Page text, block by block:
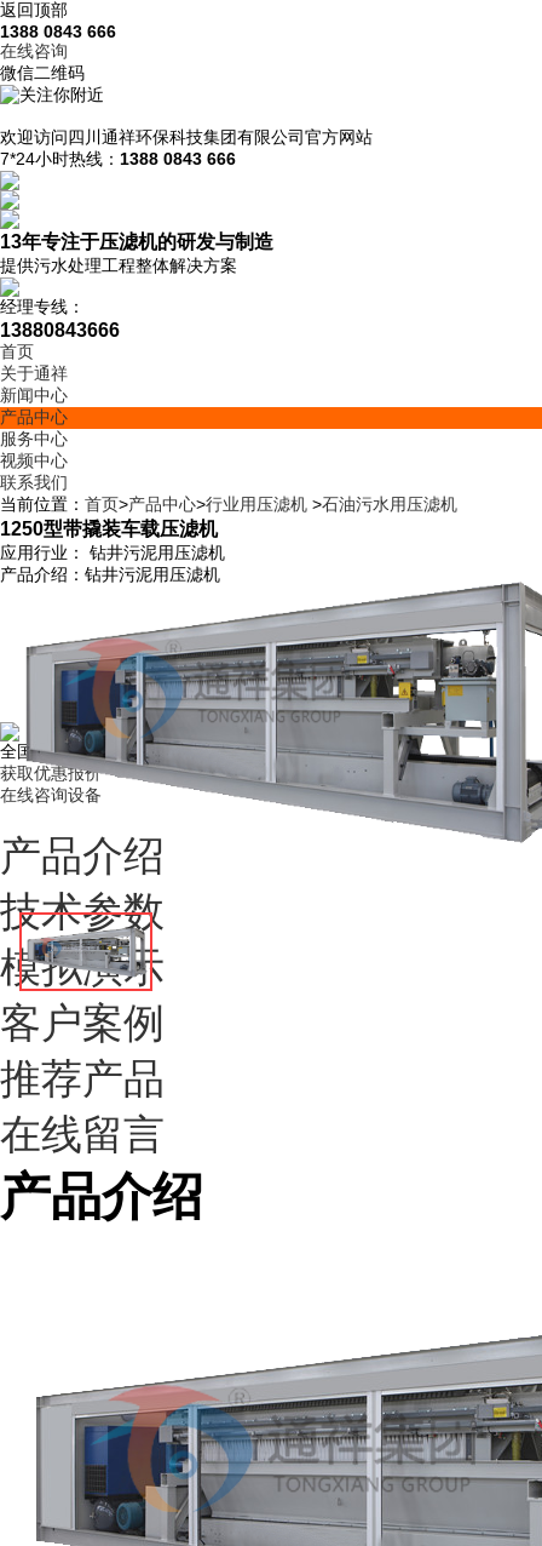
返回顶部
1388 0843 666
在线咨询
微信二维码
欢迎访问四川通祥环保科技集团有限公司官方网站
7*24小时热线： 1388 0843 666
13年专注于压滤机的研发与制造
提供污水处理工程整体解决方案
经理专线：
13880843666
首页
关于通祥
新闻中心
产品中心
服务中心
视频中心
联系我们
当前位置： 首页>产品中心>行业用压滤机 >石油污水用压滤机
1250型带撬装车载压滤机
应用行业：
钻井污泥用压滤机
产品介绍： 钻井污泥用压滤机
全国24小时销售热线：1388 0843 666
获取优惠报价
在线咨询设备
产品介绍
技术参数
模拟演示
客户案例
推荐产品
在线留言
产品介绍